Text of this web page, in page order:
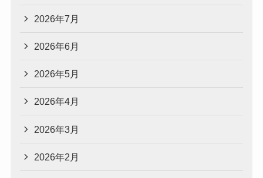
2026年7月
2026年6月
2026年5月
2026年4月
2026年3月
2026年2月